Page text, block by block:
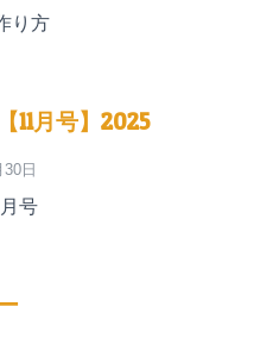
り方
11月号】2025
日
号